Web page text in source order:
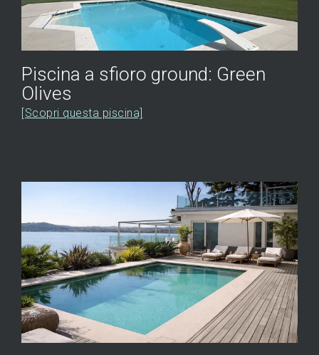
Piscina a sfioro ground: Green
Olives
[Scopri questa piscina]